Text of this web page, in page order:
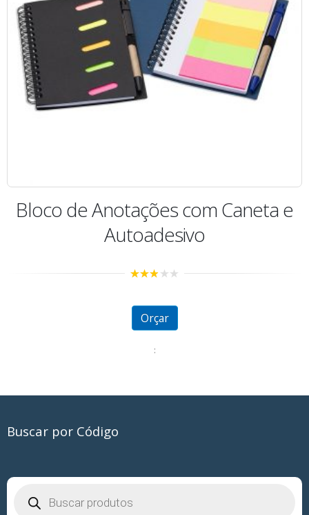
Bloco de Anotações com Caneta e
Autoadesivo
Orçar
:
Buscar por Código
produtos